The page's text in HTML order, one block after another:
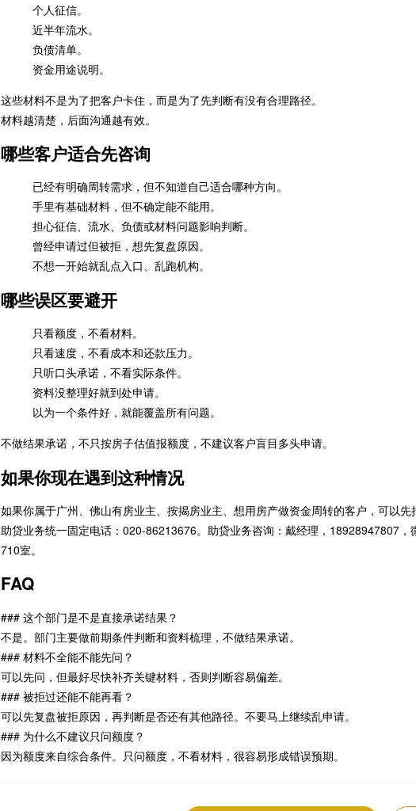
个人征信。
近半年流水。
负债清单。
资金用途说明。
这些材料不是为了把客户卡住，而是为了先判断有没有合理路径。
材料越清楚，后面沟通越有效。
哪些客户适合先咨询
已经有明确周转需求，但不知道自己适合哪种方向。
手里有基础材料，但不确定能不能用。
担心征信、流水、负债或材料问题影响判断。
曾经申请过但被拒，想先复盘原因。
不想一开始就乱点入口、乱跑机构。
哪些误区要避开
只看额度，不看材料。
只看速度，不看成本和还款压力。
只听口头承诺，不看实际条件。
资料没整理好就到处申请。
以为一个条件好，就能覆盖所有问题。
不做结果承诺，不只按房子估值报额度，不建议客户盲目多头申请。
如果你现在遇到这种情况
如果你属于广州、佛山有房业主、按揭房业主、想用房产做资金周转的客户，可以先
助贷业务统一固定电话：020-86213676。助贷业务咨询：戴经理，18928947807
710室。
FAQ
### 这个部门是不是直接承诺结果？
不是。部门主要做前期条件判断和资料梳理，不做结果承诺。
### 材料不全能不能先问？
可以先问，但最好尽快补齐关键材料，否则判断容易偏差。
### 被拒过还能不能再看？
可以先复盘被拒原因，再判断是否还有其他路径。不要马上继续乱申请。
### 为什么不建议只问额度？
因为额度来自综合条件。只问额度，不看材料，很容易形成错误预期。